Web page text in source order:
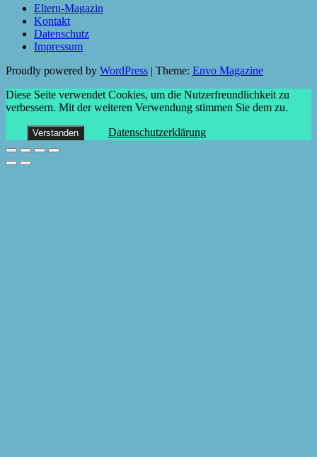
Eltern-Magazin
Kontakt
Datenschutz
Impressum
Proudly powered by WordPress Theme: Envo Magazine
Diese Seite verwendet Cookies, um die Nutzerfreundlichkeit zu
verbessern. Mit der weiteren Verwendung stimmen Sie dem zu.
Verstanden Datenschutzerklärung